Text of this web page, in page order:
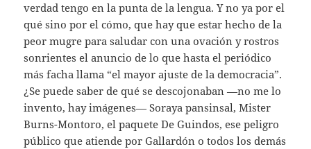
verdad tengo en la punta de la lengua. Y no ya por el
qué sino por el cómo, que hay que estar hecho de la
peor mugre para saludar con una ovación y rostros
sonrientes el anuncio de lo que hasta el periódico
más facha llama “el mayor ajuste de la democracia”.
¿Se puede saber de qué se descojonaban —no me lo
invento, hay imágenes— Soraya pansinsal, Mister
Burns-Montoro, el paquete De Guindos, ese peligro
público que atiende por Gallardón o todos los demás